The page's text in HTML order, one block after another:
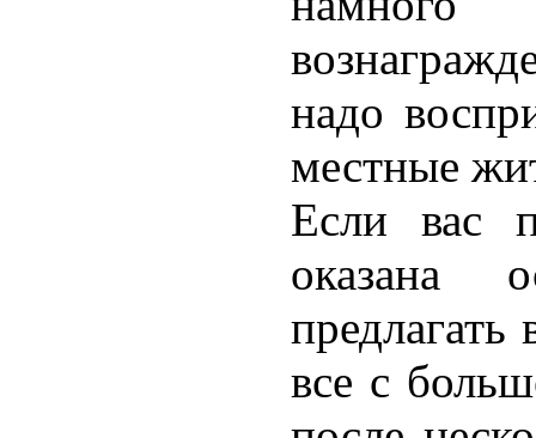
надо
местные
Если вас
оказана
предлагать
все с